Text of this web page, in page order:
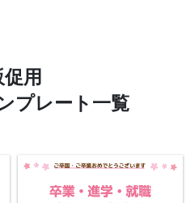
促用
プレート一覧